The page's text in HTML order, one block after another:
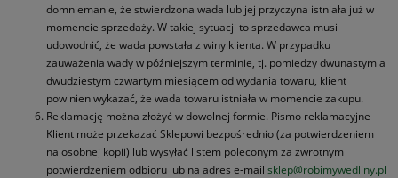
domniemanie, że stwierdzona wada lub jej przyczyna istniała już w
momencie sprzedaży. W takiej sytuacji to sprzedawca musi
udowodnić, że wada powstała z winy klienta. W przypadku
zauważenia wady w późniejszym terminie, tj. pomiędzy dwunastym a
dwudziestym czwartym miesiącem od wydania towaru, klient
powinien wykazać, że wada towaru istniała w momencie zakupu.
Reklamację można złożyć w dowolnej formie. Pismo reklamacyjne
Klient może przekazać Sklepowi bezpośrednio (za potwierdzeniem
na osobnej kopii) lub wysyłać listem poleconym za zwrotnym
potwierdzeniem odbioru lub na adres e-mail sklep@robimywedliny.pl